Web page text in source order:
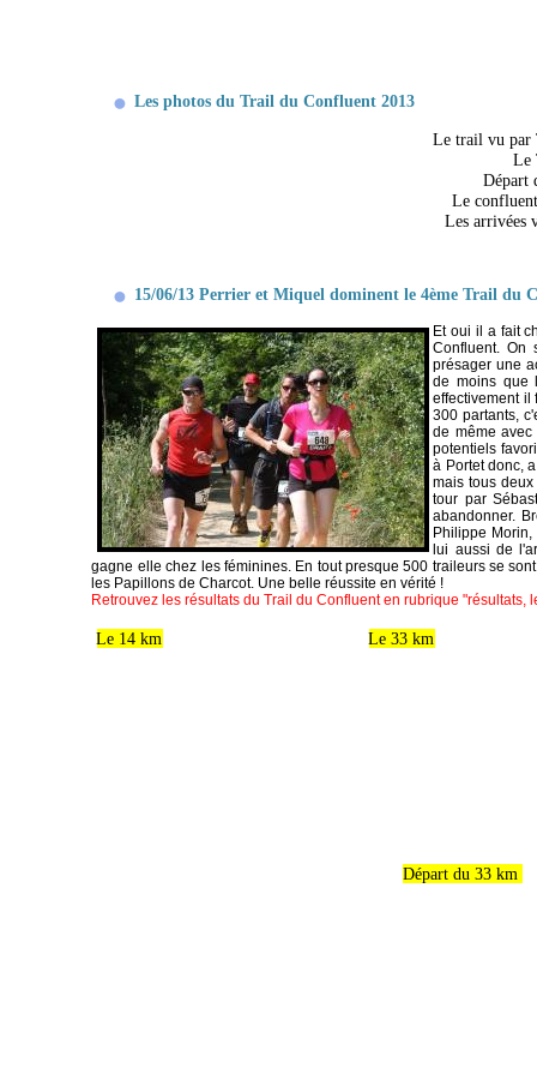
Les photos du Trail du Confluent 2013
Le trail vu par
Le
Départ
Le
Les arrivées
15/06/13 Perrier et Miquel dominent le 4ème Trail du
Et oui il a fait
Confluent. On
présager une
de moins que
effectivement il
300 partants,
de même
potentiels
à Portet donc,
mais tous
tour par
abandonner.
Philippe
lui aussi de
gagne elle chez les féminines. En tout presque 500 traileurs se
les Papillons de Charcot. Une belle réussite en vérité !
Retrouvez les résultats du Trail du Confluent en rubrique
Le 14 km Le 33 km
Départ du 33 km